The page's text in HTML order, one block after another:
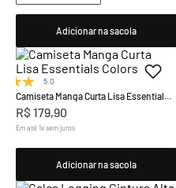
Adicionar na sacola
5.0
Camiseta Manga Curta Lisa Essentials
Colors
R$179,90
Em até1xsem juros
Adicionar na sacola